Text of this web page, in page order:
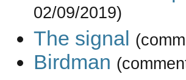
02/09/2019)
The signal
Birdman